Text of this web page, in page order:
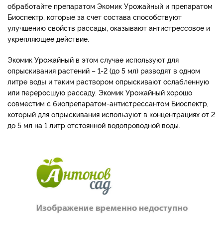
обработайте препаратом Экомик Урожайный и препаратом
Биоспектр, которые за счет состава способствуют
улучшению свойств рассады, оказывают антистрессовое и
укрепляющее действие.
Экомик Урожайный в этом случае используют для
опрыскивания растений – 1-2 (до 5 мл) разводят в одном
литре воды и таким раствором опрыскивают ослабленную
или переросшую рассаду. Экомик Урожайный хорошо
совместим с биопрепаратом-антистрессантом Биоспектр,
который для опрыскивания используют в концентрациях от 2
до 5 мл на 1 литр отстоянной водопроводной воды.